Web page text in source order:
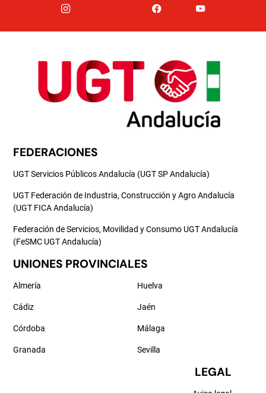
FEDERACIONES
UGT Servicios Públicos Andalucía (UGT SP Andalucía)
UGT Federación de Industria, Construcción y Agro Andalucía
(UGT FICA Andalucía)
Federación de Servicios, Movilidad y Consumo UGT Andalucía
(FeSMC UGT Andalucía)
UNIONES PROVINCIALES
Almería
Cádiz
Córdoba
Granada
Huelva
Jaén
Málaga
Sevilla
LEGAL